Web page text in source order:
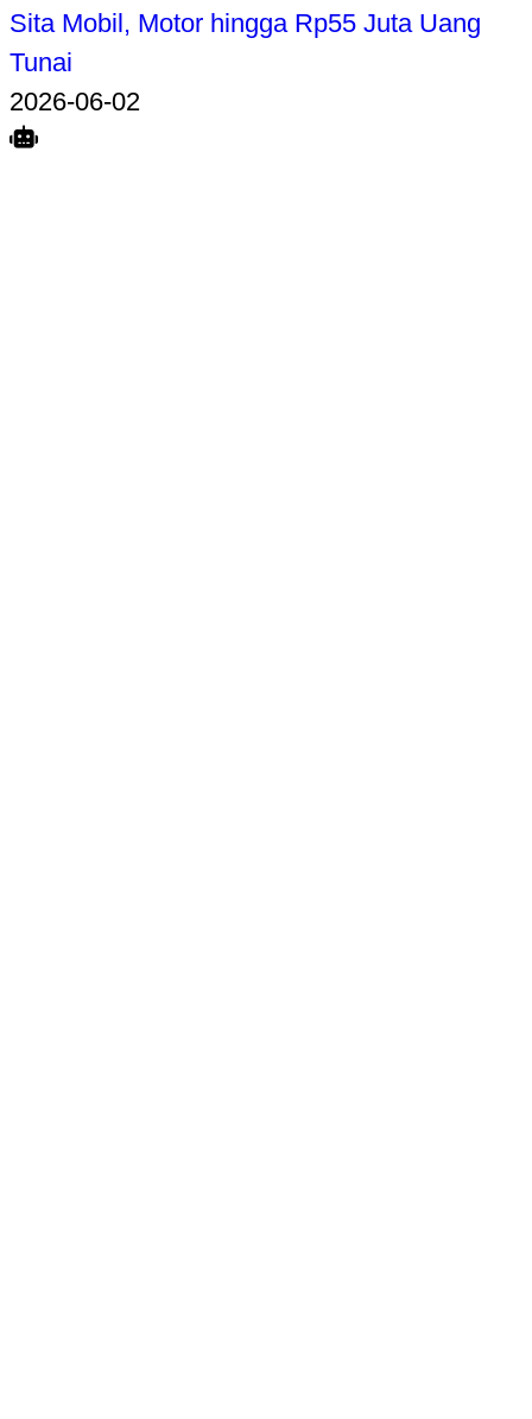
Sita Mobil, Motor hingga Rp55 Juta Uang
Tunai
2026-06-02